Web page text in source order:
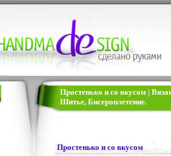
Простенько и со вкусом |
Шитье, Бисероплетение.
Простенько и со вкусом